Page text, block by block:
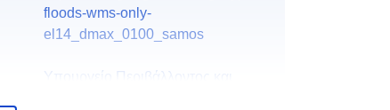
floods-wms-only-
el14_dmax_0100_samos
Υπουργείο Περιβάλλοντος και